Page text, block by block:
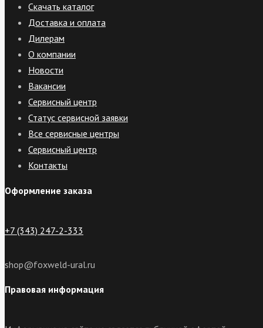
Скачать каталог
Доставка и оплата
Дилерам
О компании
Новости
Вакансии
Сервисный центр
Статус сервисной заявки
Все сервисные центры
Сервисный центр
Контакты
Оформление заказа
+7 (343) 247-2-333
shop@foxweld-ural.ru
Правовая информация